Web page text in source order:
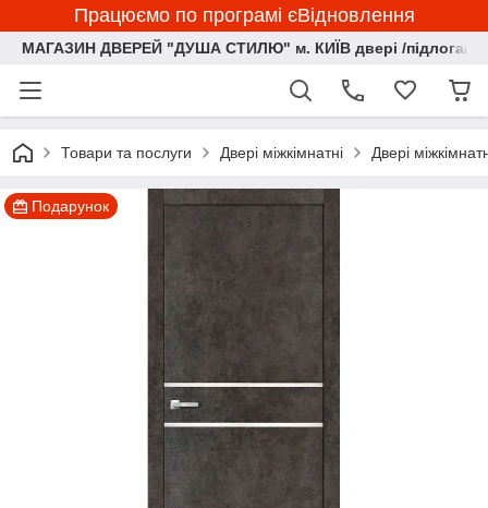
Працюємо по програмі єВідновлення
МАГАЗИН ДВЕРЕЙ "ДУША СТИЛЮ" м. КИЇВ двері /підлога/
Товари та послуги Двері міжкімнатні Двері
Подарунок